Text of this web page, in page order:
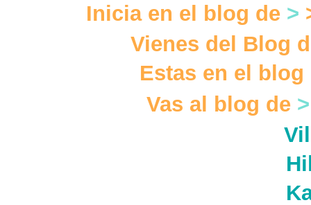
Inicia en el blog de>
Vienes del Blog
Estas en el blog
Vas al blog de